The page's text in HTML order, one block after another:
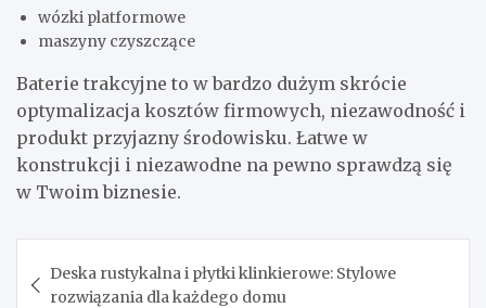
wózki platformowe
maszyny czyszczące
Baterie trakcyjne to w bardzo dużym skrócie
optymalizacja kosztów firmowych, niezawodność i
produkt przyjazny środowisku. Łatwe w
konstrukcji i niezawodne na pewno sprawdzą się
w Twoim biznesie.
wpisu
Deska rustykalna i płytki klinkierowe: Stylowe
rozwiązania dla każdego domu